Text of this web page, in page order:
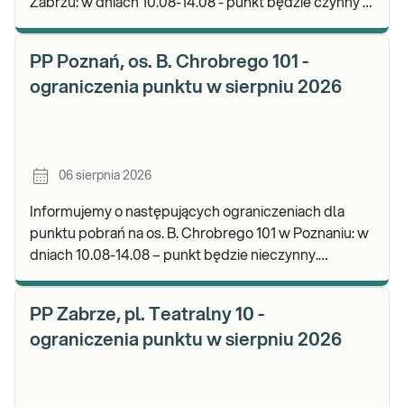
PP Poznań, os. B. Chrobrego 101 -
ograniczenia punktu w sierpniu 2026
06 sierpnia 2026
Informujemy o następujących ograniczeniach dla
punktu pobrań na os. B. Chrobrego 101 w Poznaniu: w
dniach 10.08-14.08 – punkt będzie nieczynny.
PP Zabrze, pl. Teatralny 10 -
ograniczenia punktu w sierpniu 2026